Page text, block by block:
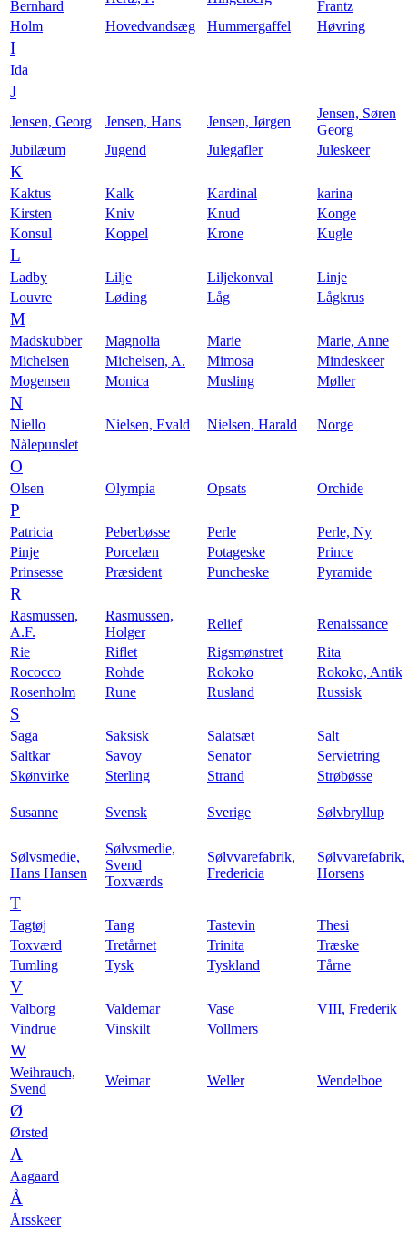
Bernhard
Frantz
Holm
Hovedvandsæg Hummergaffel Høvring
I
Ida
J
Jensen, Georg Jensen, Hans Jensen, Jørgen
Jensen, Søren
Georg
Jubilæum
Jugend Julegafler Juleskeer
K
Kaktus Kalk Kardinal
karina
Kirsten
Kniv Knud
Konge
Konsul
Koppel Krone Kugle
L
Ladby Lilje Liljekonval
Linje
Louvre
Løding Låg Lågkrus
M
Madskubber Magnolia Marie
Marie, Anne
Michelsen
Michelsen, A. Mimosa
Mindeskeer
Mogensen
Monica Musling Møller
N
Niello Nielsen, Evald Nielsen, Harald
Norge
Nålepunslet
O
Olsen Olympia Opsats Orchide
P
Patricia Peberbøsse Perle
Perle, Ny
Pinje
Porcelæn Potageske
Prince
Prinsesse
Præsident Puncheske Pyramide
R
Rasmussen,
A.F.
Rasmussen,
Holger
Relief
Renaissance
Rie
Riflet Rigsmønstret
Rita
Rococco
Rohde Rokoko
Rokoko, Antik
Rosenholm
Rune Rusland Russisk
S
Saga Saksisk Salatsæt
Salt
Saltkar
Savoy Senator
Servietring
Skønvirke
Sterling Strand Strøbøsse
Susanne Svensk Sverige Sølvbryllup
Sølvsmedie,
Hans Hansen
Sølvsmedie,
Svend
Toxværds
Sølvvarefabrik,
Fredericia
Sølvvarefabrik,
Horsens
T
Tagtøj Tang Tastevin
Thesi
Toxværd
Tretårnet Trinita
Træske
Tumling
Tysk Tyskland Tårne
V
Valborg Valdemar Vase
VIII, Frederik
Vindrue
Vinskilt Vollmers
W
Weihrauch,
Svend
Weimar Weller Wendelboe
Ø
Ørsted
A
Aagaard
Å
Årsskeer